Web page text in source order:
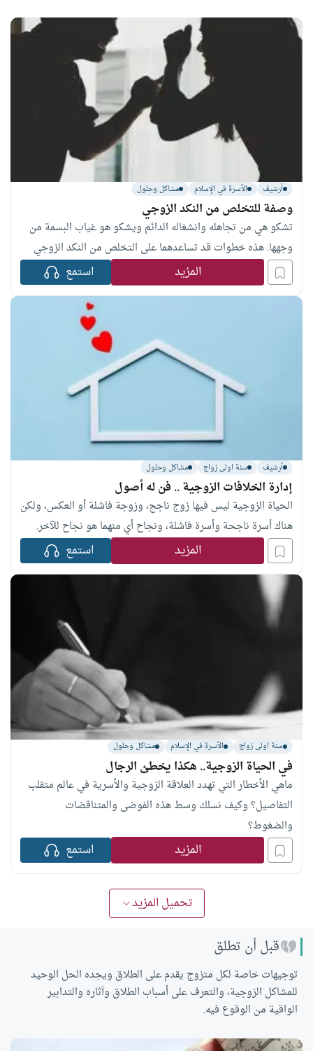
أرشيف الأسرة في الإسلام مشاكل وحلول
وصفة للتخلص من النكد الزوجي
تشكو هي من تجاهله وانشغاله الدائم ويشكو هو غياب البسمة من
وجهها. هذه خطوات قد تساعدهما على التخلص من النكد الزوجي
المزيد استمع
أرشيف سنة اولى زواج مشاكل وحلول
إدارة الخلافات الزوجية .. فن له أصول
الحياة الزوجية ليس فيها زوج ناجح، وزوجة فاشلة أو العكس، ولكن
هناك أسرة ناجحة وأسرة فاشلة، ونجاح أي منهما هو نجاح للآخر.
المزيد استمع
سنة اولى زواج الأسرة في الإسلام مشاكل وحلول
في الحياة الزوجية.. هكذا يخطئ الرجال
ماهي الأخطار التي تهدد العلاقة الزوجية والأسرية في عالم متقلب
التفاصيل؟ وكيف نسلك وسط هذه الفوضى والمتناقضات
والضغوط؟
المزيد استمع
تحميل المزيد
قبل أن تطلق
توجيهات خاصة لكل متزوج يقدم على الطلاق ويجده الحل الوحيد
للمشاكل الزوجية، والتعرف على أسباب الطلاق وآثاره والتدابير
الواقية من الوقوع فيه.